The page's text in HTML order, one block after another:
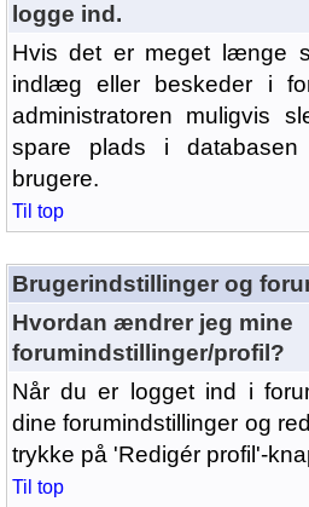
logge ind.
Hvis det er meget længe
indlæg eller beskeder i
administratoren muligvis
spare plads i
brugere.
Til top
Brugerindstillinger og
Hvordan ændrer jeg mine
forumindstillinger/profil?
Når du er logget ind i
dine forumindstillinger og
trykke på 'Redigér profil'-
Til top